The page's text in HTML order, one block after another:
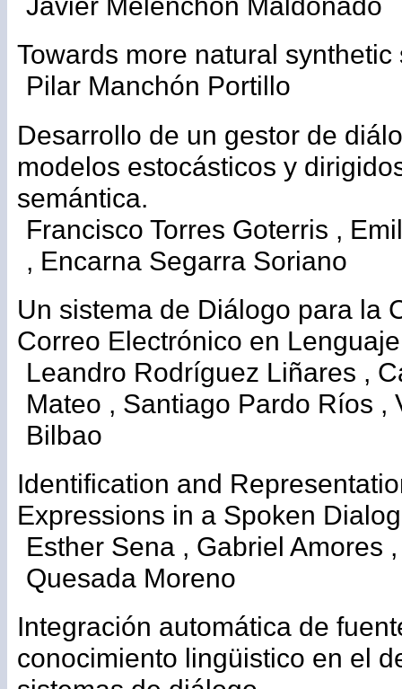
Javier Melenchón Maldonado
Towards more natural synthetic
Pilar Manchón Portillo
Desarrollo de un gestor de
modelos estocásticos y
semántica.
Francisco Torres Goterris ,
, Encarna Segarra Soriano
Un sistema de Diálogo para la
Correo Electrónico en
Leandro Rodríguez Liñares ,
Mateo , Santiago Pardo Ríos ,
Bilbao
Identification and
Expressions in a Spoken
Esther Sena , Gabriel Amores
Quesada Moreno
Integración automática de
conocimiento lingüistico en el